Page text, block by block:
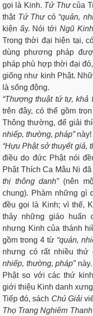
gọi là Kinh. Tứ Thưcủa
thật Tứ Thư có “quán,
kiện ấy. Nói tới Ngũ
Trong thời đại hiện tại,
dùng phương pháp
pháp phù hợp thời đại
giống như kinh Phật.
là sống động.
“Thượng thuật tứ tự, khả
trên đây, có thể gồm
Thông thường, để giải
nhiếp, thường, pháp” này!
“Hựu Phật sở thuyết giả,
điều do đức Phật nói
Phật Thích Ca Mâu Ni
thị thông danh” (nên
chung). Phàm những gì
đều gọi là Kinh; vì thế,
thảy những giáo huấn
nhưng Kinh của thánh
gồm trong 4 từ “quán,
nhưng có rất nhiều thứ
nhiếp, thường, pháp”
Phật so với các thứ
giới thiệu Kinh danh
Tiếp đó, sách Chú Giải
Thọ Trang Nghiêm